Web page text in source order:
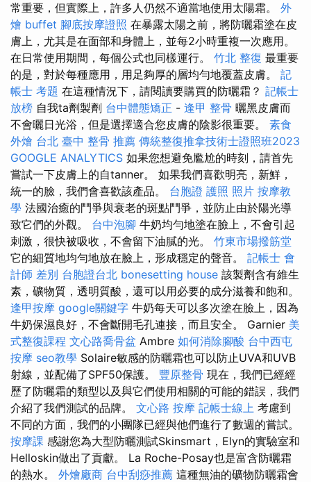
常重要，但實際上，許多人仍然不適當地使用太陽霜。 外
燴 buffet 腳底按摩證照 在暴露太陽之前，將防曬霜塗在皮
膚上，尤其是在面部和身體上，並每2小時重複一次應用。
在日常使用期間，每個公式也同樣運行。 竹北 整復 最重要
的是，對於每種應用，用足夠厚的層均勻地覆蓋皮膚。 記
帳士 考題 在這種情況下，請閱讀要購買的防曬霜？ 記帳士
放榜 自我ta劑製劑 台中體態矯正 - 逢甲 整骨 曬黑皮膚而
不會曬日光浴，但是選擇適合您皮膚的陰影很重要。 素食
外燴 台北 臺中 整骨 推薦 傳統整復推拿技術士證照班2023
GOOGLE ANALYTICS 如果您想避免尷尬的時刻，請首先
嘗試一下皮膚上的自tanner。 如果我們喜歡明亮，新鮮，
統一的臉，我們會喜歡該產品。 台胞證 護照 照片 按摩教
學 法國治癒的鬥爭與衰老的斑點鬥爭，並防止由於陽光導
致它們的外觀。 台中泡腳 牛奶均勻地塗在臉上，不會引起
刺激，很快被吸收，不會留下油膩的光。 竹東市場撥筋堂
它的細質地均勻地放在臉上，形成穩定的聲音。 記帳士 會
計師 差別 台胞證台北 bonesetting house 該製劑含有維生
素，礦物質，透明質酸，還可以用必要的成分滋養和飽和。
逢甲按摩 google關鍵字 牛奶每天可以多次塗在臉上，因為
牛奶保濕良好，不會斷開毛孔連接，而且安全。 Garnier 美
式整復課程 文心路喬骨盆 Ambre 如何消除腳酸 台中西屯
按摩 seo教學 Solaire敏感的防曬霜也可以防止UVA和UVB
射線，並配備了SPF50保護。 豐原整骨 現在，我們已經經
歷了防曬霜的類型以及與它們使用相關的可能的錯誤，我們
介紹了我們測試的品牌。 文心路 按摩 記帳士線上 考慮到
不同的方面，我們的小團隊已經與他們進行了數週的嘗試。
按摩課 感謝您為大型防曬測試Skinsmart，Elyn的實驗室和
Helloskin做出了貢獻。 La Roche-Posay也是富含防曬霜
的熱水。 外燴廠商 台中刮痧推薦 這種無油的礦物防曬霜會